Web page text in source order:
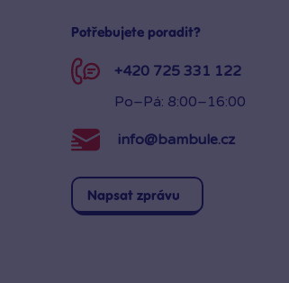
Potřebujete poradit?
+420 725 331 122
Po–Pá: 8:00–16:00
info@bambule.cz
Napsat zprávu